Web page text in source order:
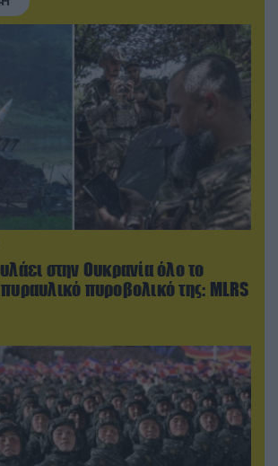
στην Ουκρανία όλο το
πυροβολικό της: MLRS